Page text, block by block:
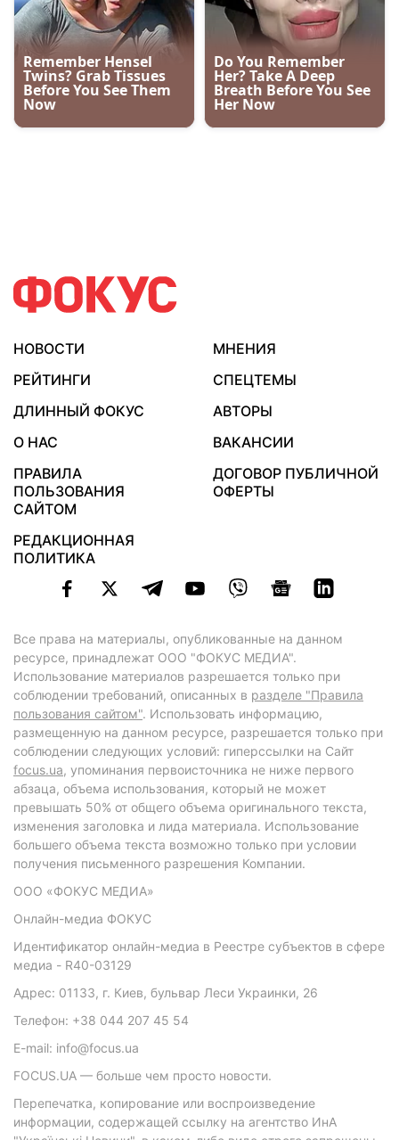
НОВОСТИ
МНЕНИЯ
РЕЙТИНГИ
СПЕЦТЕМЫ
ДЛИННЫЙ ФОКУС
АВТОРЫ
О НАС
ВАКАНСИИ
ПРАВИЛА
ПОЛЬЗОВАНИЯ
САЙТОМ
ДОГОВОР ПУБЛИЧНОЙ
ОФЕРТЫ
РЕДАКЦИОННАЯ
ПОЛИТИКА
Все права на материалы, опубликованные на данном
ресурсе, принадлежат ООО "ФОКУС МЕДИА".
Использование материалов разрешается только при
соблюдении требований, описанных в разделе "Правила
пользования сайтом". Использовать информацию,
размещенную на данном ресурсе, разрешается только при
соблюдении следующих условий: гиперссылки на Сайт
focus.ua, упоминания первоисточника не ниже первого
абзаца, объема использования, который не может
превышать 50% от общего объема оригинального текста,
изменения заголовка и лида материала. Использование
большего объема текста возможно только при условии
получения письменного разрешения Компании.
ООО «ФОКУС МЕДИА»
Онлайн-медиа ФОКУС
Идентификатор онлайн-медиа в Реестре субъектов в сфере
медиа - R40-03129
Адрес: 01133, г. Киев, бульвар Леси Украинки, 26
Телефон: +38 044 207 45 54
E-mail: info@focus.ua
FOCUS.UA — больше чем просто новости.
Перепечатка, копирование или воспроизведение
информации, содержащей ссылку на агентство ИнА